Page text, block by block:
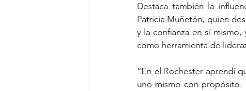
Destaca también la
Patricia Muñetón, quien
y la confianza en sí
como herramienta de
“En el Rochester aprendí
uno mismo con propósito.